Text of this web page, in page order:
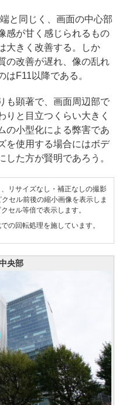
と同じく、画面の中心部
感が甘く感じられるもの
大きく改善する。しか
の改善が遅れ、像の乱れ
F11以降である。
も顕著で、画面周辺部で
りと目立つくらい大きく
の小型化による弊害であ
を使用する場合にはボデ
した方が賢明であろう。
リサイズなし・補正なしの撮影
セル前後の縮小画像を表示しま
セル等倍で表示します。
の回転処理を施しています。
央部